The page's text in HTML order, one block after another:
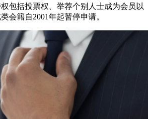
包括投票权、举荐个别人士成为会员以
会籍自2001年起暂停申请。